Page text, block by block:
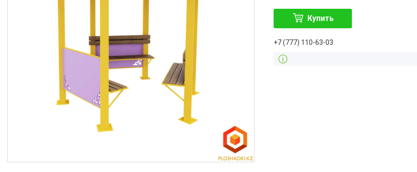
Купить
+7 (777) 110-63-03